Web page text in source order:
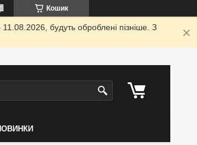
Кошик
будуть оброблені пізніше. З